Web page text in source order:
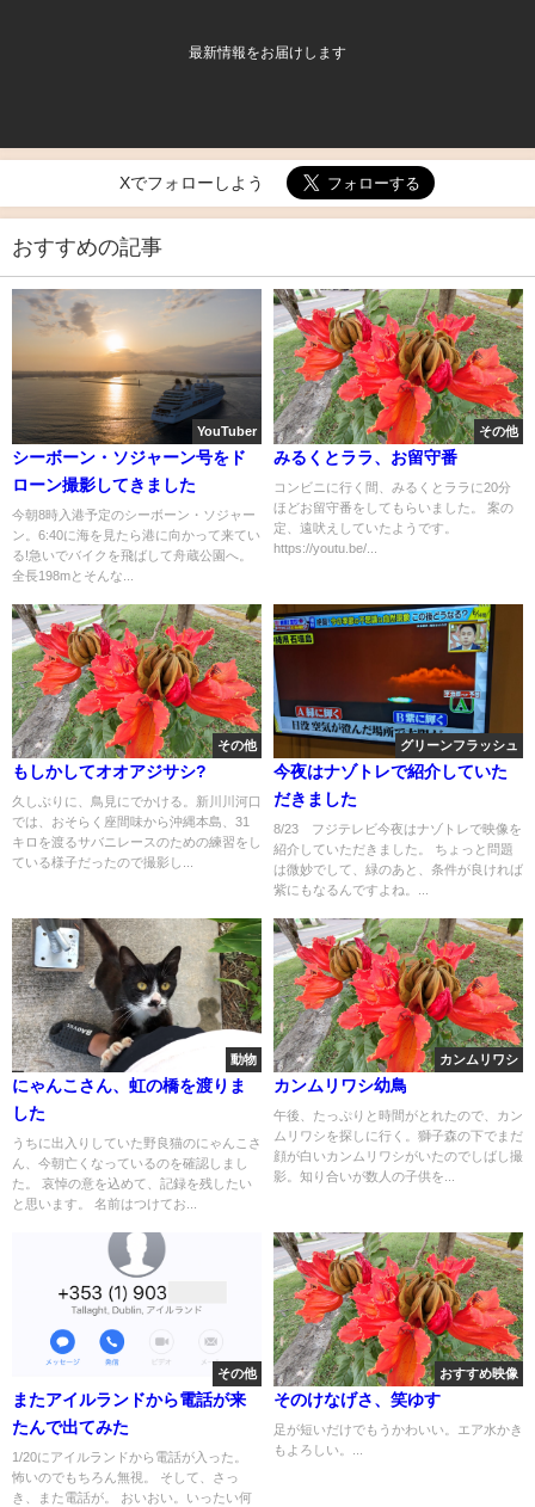
最新情報をお届けします
Xでフォローしよう
おすすめの記事
YouTuber
シーボーン・ソジャーン号をド
ローン撮影してきました
今朝8時入港予定のシーボーン・ソジャー
ン。6:40に海を見たら港に向かって来てい
る!急いでバイクを飛ばして舟蔵公園へ。
全長198mとそんな...
その他
みるくとララ、お留守番
コンビニに行く間、みるくとララに20分
ほどお留守番をしてもらいました。 案の
定、遠吠えしていたようです。
https://youtu.be/...
その他
もしかしてオオアジサシ?
久しぶりに、鳥見にでかける。新川川河口
では、おそらく座間味から沖縄本島、31
キロを渡るサバニレースのための練習をし
ている様子だったので撮影し...
グリーンフラッシュ
今夜はナゾトレで紹介していた
だきました
8/23 フジテレビ今夜はナゾトレで映像を
紹介していただきました。 ちょっと問題
は微妙でして、緑のあと、条件が良ければ
紫にもなるんですよね。...
動物
にゃんこさん、虹の橋を渡りま
した
うちに出入りしていた野良猫のにゃんこさ
ん、今朝亡くなっているのを確認しまし
た。 哀悼の意を込めて、記録を残したい
と思います。 名前はつけてお...
カンムリワシ
カンムリワシ幼鳥
午後、たっぷりと時間がとれたので、カン
ムリワシを探しに行く。獅子森の下でまだ
顔が白いカンムリワシがいたのでしばし撮
影。知り合いが数人の子供を...
その他
またアイルランドから電話が来
たんで出てみた
1/20にアイルランドから電話が入った。
怖いのでもちろん無視。 そして、さっ
き、また電話が。 おいおい。いったい何
おすすめ映像
そのけなげさ、笑ゆす
足が短いだけでもうかわいい。エア水かき
もよろしい。...